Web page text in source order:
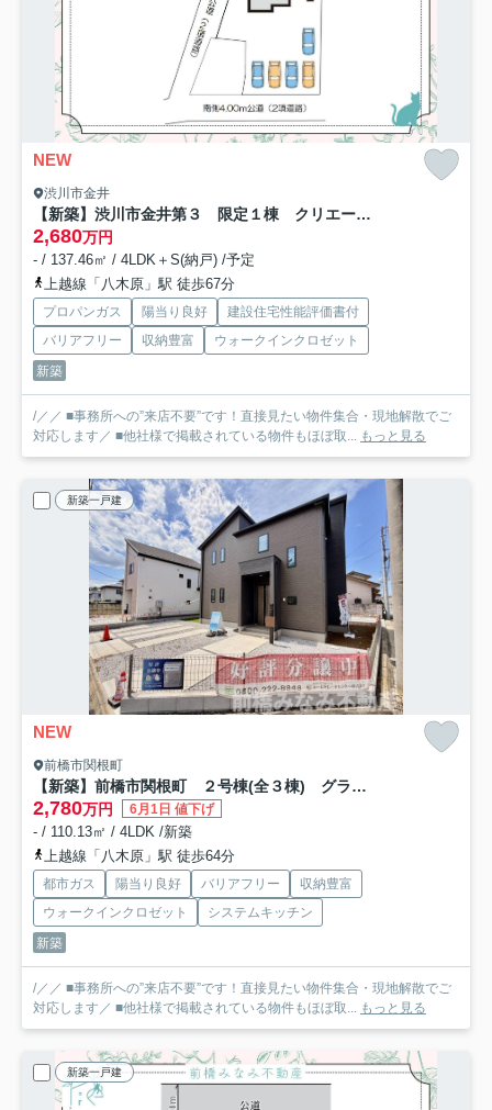
NEW
渋川市金井
【新築】渋川市金井第３ 限定１棟 クリエートの家 新築建売
2,680万円
- / 137.46㎡ / 4LDK＋S(納戸) /予定
上越線「八木原」駅 徒歩67分
プロパンガス 陽当り良好
建設住宅性能評価書付
バリアフリー
収納豊富
ウォークインクロゼット
新築
/／／ ■事務所への”来店不要”です！直接見たい物件集合・現地解散でご
対応します／ ■他社様で掲載されている物件もほぼ取...
もっと見る
新築一戸建
NEW
前橋市関根町
【新築】前橋市関根町 ２号棟(全３棟) グラファーレ 新築建売分譲
2,780万円 6月1日 値下げ
- / 110.13㎡ / 4LDK /新築
上越線「八木原」駅 徒歩64分
都市ガス 陽当り良好 バリアフリー
収納豊富
ウォークインクロゼット
システムキッチン
新築
/／／ ■事務所への”来店不要”です！直接見たい物件集合・現地解散でご
対応します／ ■他社様で掲載されている物件もほぼ取...
もっと見る
新築一戸建